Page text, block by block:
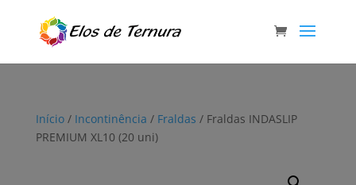
Início/ Incontinência / Fraldas / Fraldas INDASLIP
PREMIUM XL10 (20 uni)